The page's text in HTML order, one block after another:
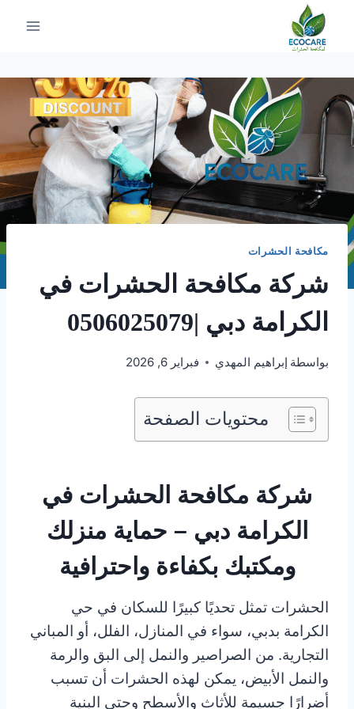
التجاوز
مكافحة الحشرات
شركة مكافحة الحشرات في
الكرامة دبي |0506025079
بواسطة إبراهيم المهدي فبراير 6, 2026
محتويات الصفحة
شركة مكافحة الحشرات في
الكرامة دبي – حماية منزلك
ومكتبك بكفاءة واحترافية
الحشرات تمثل تحديًا كبيرًا للسكان في حي
الكرامة بدبي، سواء في المنازل، الفلل، أو المباني
التجارية. من الصراصير والنمل إلى البق والرمة
والنمل الأبيض، يمكن لهذه الحشرات أن تسبب
أضرارًا جسيمة للأثاث والأسطح وحتى البنية